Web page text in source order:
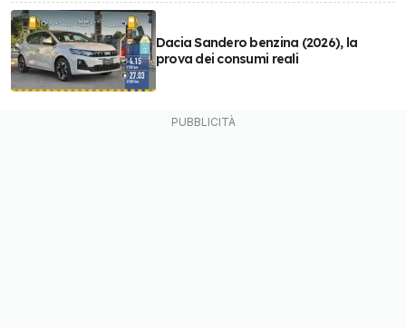
Dacia Sandero benzina (2026), la
prova dei consumi reali